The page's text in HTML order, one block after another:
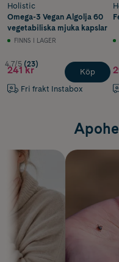
Holistic
Omega-3 Vegan Algolja 60
vegetabiliska mjuka kapslar
FINNS I LAGER
4.7/5 (23)
241 kr
Fri frakt Instabox
Köp